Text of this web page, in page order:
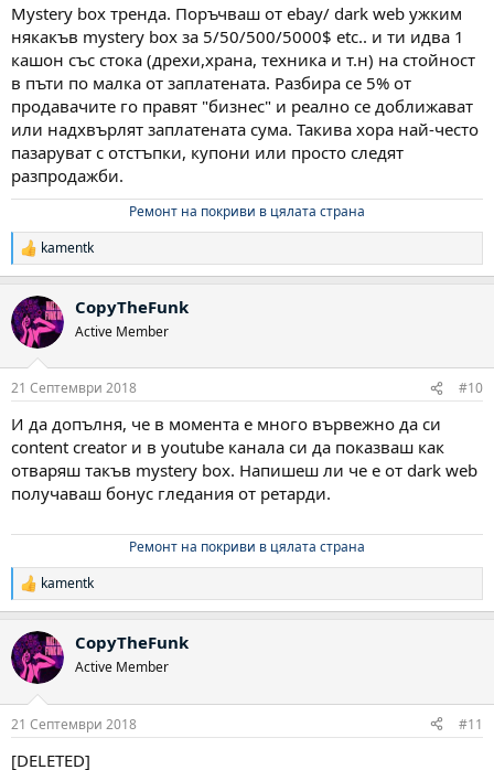
Mystery box тренда. Поръчваш от ebay/ dark web ужким
някакъв mystery box за 5/50/500/5000$ etc.. и ти идва 1
кашон със стока (дрехи,храна, техника и т.н) на стойност
в пъти по малка от заплатената. Разбира се 5% от
продавачите го правят "бизнес" и реално се доближават
или надхвърлят заплатената сума. Такива хора най-често
пазаруват с отстъпки, купони или просто следят
разпродажби.
Ремонт на покриви в цялата страна
Р
е
к
ц
и
kamentk
CopyTheFunk
Active Member
21 Септември 2018 #10
И да допълня, че в момента е много вървежно да си
content creator и в youtube канала си да показваш как
отваряш такъв mystery box. Напишеш ли че е от dark web
получаваш бонус гледания от ретарди.
Ремонт на покриви в цялата страна
Р
е
к
ц
и
kamentk
CopyTheFunk
Active Member
21 Септември 2018 #11
[DELETED]